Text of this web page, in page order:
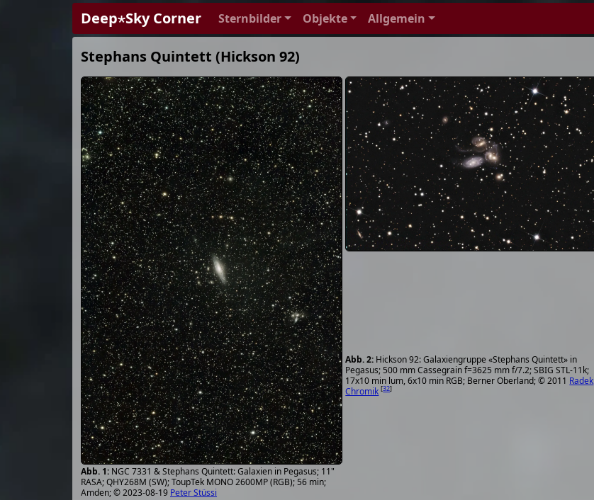
Deep⋆Sky Corner Sternbilder Objekte Allgemein
Stephans Quintett (Hickson 92)
NGC 7331 & Stephans Quintett: Galaxien in Pegasus; 11"
RASA; QHY268M (SW); ToupTek MONO 2600MP (RGB); 56 min;
Amden; © 2023-08-19 Peter Stüssi
Hickson 92: Galaxiengruppe «Stephans Quintett» in
Pegasus; 500 mm Cassegrain f=3625 mm f/7.2; SBIG STL-11k;
17x10 min lum, 6x10 min RGB; Berner Oberland; © 2011 Radek
Chromik [32]